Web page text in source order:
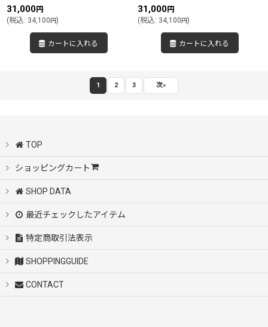
31,000円
(税込: 34,100円)
カートに入れる
31,000円
(税込: 34,100円)
カートに入れる
1 2 3 次»
TOP
ショッピングカート
SHOP DATA
最近チェックしたアイテム
特定商取引法表示
SHOPPINGGUIDE
CONTACT